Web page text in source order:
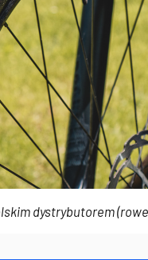
dystrybutorem